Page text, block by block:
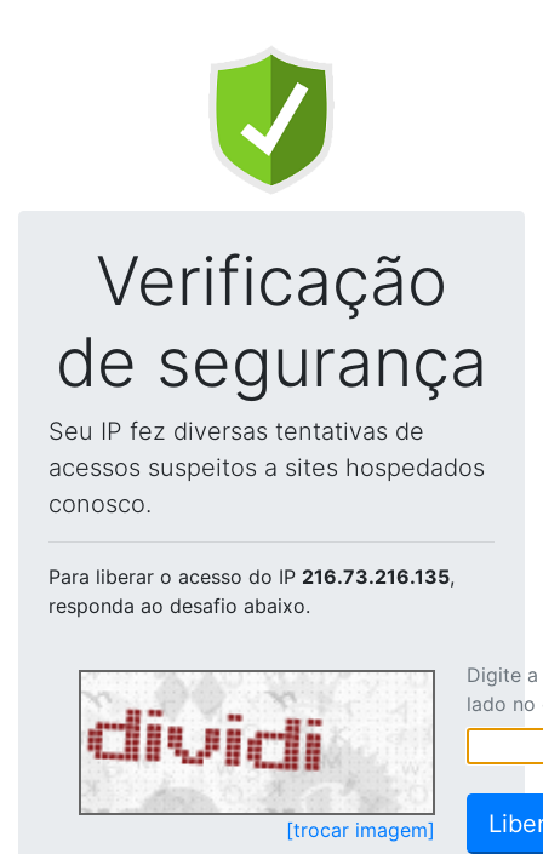
Verificação
de segurança
Seu IP fez diversas tentativas de
acessos suspeitos a sites hospedados
conosco.
Para liberar o acesso do IP 216.73.216.135,
responda ao desafio abaixo.
[trocar imagem]
Digite
lado no